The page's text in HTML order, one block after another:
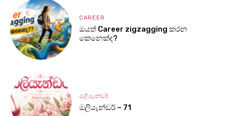
CAREER
ඔයත් Career zigzagging කරන
කෙනෙක්ද?
ඔලියැන්ඩර්
ඔලියැන්ඩර් – 71